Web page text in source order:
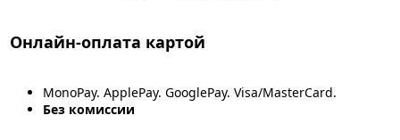
Онлайн-оплата картой
MonoPay. ApplePay. GooglePay. Visa/MasterCard.
Без комиссии